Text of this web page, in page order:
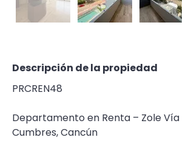
Descripción de la propiedad
PRCREN48
Departamento en Renta – Zole Vía
Cumbres, Cancún